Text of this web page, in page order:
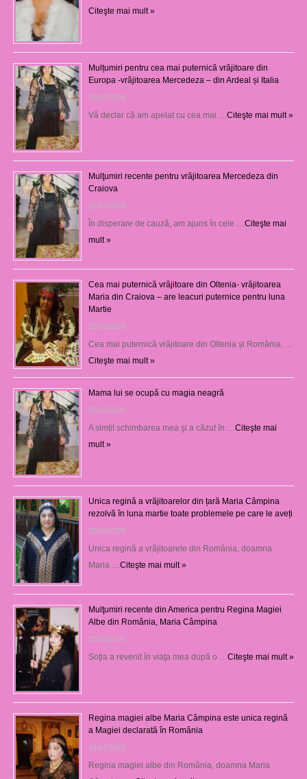
Citeşte mai mult »
Mulțumiri pentru cea mai puternică vrăjitoare din
Europa -vrăjitoarea Mercedeza – din Ardeal și Italia
23/07/2026
Vă declar că am apelat cu cea mai … Citeşte mai mult »
Mulţumiri recente pentru vrăjitoarea Mercedeza din
Craiova
22/07/2026
În disperare de cauză, am ajuns în cele … Citeşte mai
mult »
Cea mai puternică vrăjitoare din Oltenia- vrăjitoarea
Maria din Craiova – are leacuri puternice pentru luna
Martie
25/03/2026
Cea mai puternică vrăjitoare din Oltenia și România, …
Citeşte mai mult »
Mama lui se ocupă cu magia neagră
05/12/2025
A simțit schimbarea mea şi a căzut în … Citeşte mai
mult »
Unica regină a vrăjitoarelor din țară Maria Câmpina
rezolvă în luna martie toate problemele pe care le aveți
25/09/2025
Unica regină a vrăjitoarele din România, doamna
Maria … Citeşte mai mult »
Mulţumiri recente din America pentru Regina Magiei
Albe din România, Maria Câmpina
23/08/2025
Soţia a revenit în viaţa mea după o … Citeşte mai mult »
Regina magiei albe Maria Câmpina este unica regină
a Magiei declarată în România
16/07/2025
Regina magiei albe din România, doamna Maria